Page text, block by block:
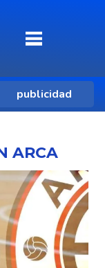
publicidad
ARCA